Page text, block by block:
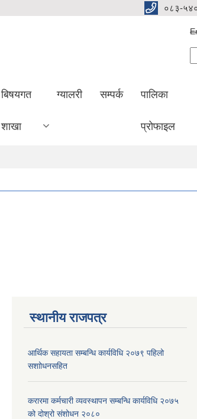
०८३-
बिषयगत
शाखा
ग्यालरी सम्पर्क पालिका
प्रोफाइल
स्थानीय राजपत्र
आर्थिक सहायता सम्बन्धि कार्यविधि २०७९ पहिलो
स‌शाोधनसहित
करारमा कर्मचारी व्यवस्थापन सम्बन्धि कार्यविधि २०७५
को दोश्रो संशोधन २०८०